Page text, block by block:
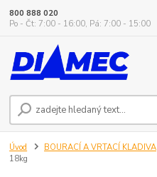
800 888 020
Po - Čt: 7:00 - 16:00, Pá: 7:00 - 15:00
Úvod BOURACÍ A VRTACÍ KLADIVA
18kg